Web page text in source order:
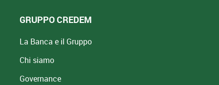
GRUPPO CREDEM
La Banca e il Gruppo
Chi siamo
Governance